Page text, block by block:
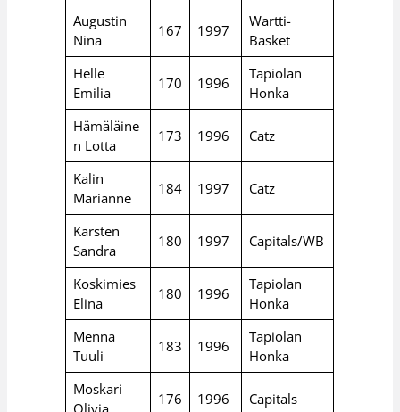
Augustin
Nina
167 1997
Wartti-
Basket
Helle
Emilia
170 1996
Tapiolan
Honka
Hämäläine
n Lotta
173 1996 Catz
Kalin
Marianne
184 1997 Catz
Karsten
Sandra
180 1997 Capitals/WB
Koskimies
Elina
180 1996
Tapiolan
Honka
Menna
Tuuli
183 1996
Tapiolan
Honka
Moskari
Olivia
176 1996 Capitals